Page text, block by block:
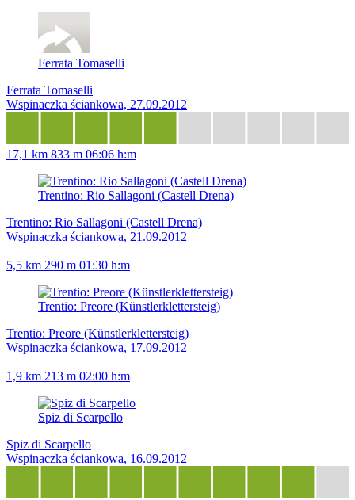
Ferrata Tomaselli
Ferrata Tomaselli
Wspinaczka ściankowa, 27.09.2012
17,1 km 833 m 06:06 h:m
Trentino: Rio Sallagoni (Castell Drena)
Trentino: Rio Sallagoni (Castell Drena)
Wspinaczka ściankowa, 21.09.2012
5,5 km 290 m 01:30 h:m
Trentio: Preore (Künstlerklettersteig)
Trentio: Preore (Künstlerklettersteig)
Wspinaczka ściankowa, 17.09.2012
1,9 km 213 m 02:00 h:m
Spiz di Scarpello
Spiz di Scarpello
Wspinaczka ściankowa, 16.09.2012